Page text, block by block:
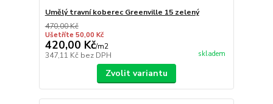
Umělý travní koberec Greenville 15 zelený
470,00 Kč
Ušetříte 50,00 Kč
420,00 Kč/m2
347,11 Kč bez DPH skladem
Zvolit variantu